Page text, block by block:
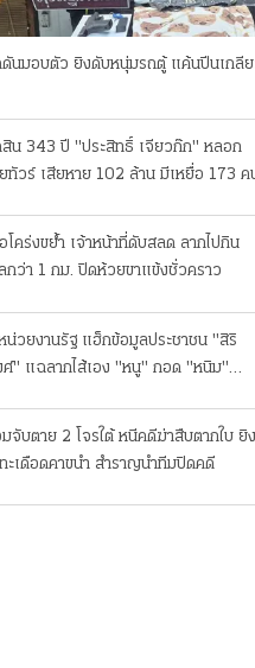
นมอบตัว ยิงดับหนุ่มรถตู้ แค้นปีนเกลี
น 343 ปี "ประสิทธิ์ เจียวก๊ก" หลอก
ทัวร์ เสียหาย 102 ล้าน มีเหยื่อ 173 ค
โคร่งขย้ำ เจ้าหน้าที่ดับสลด ลากไปกิน
กว่า 1 กม. ปิดห้วยขาแข้งชั่วคราว
น่วยงานรัฐ แฮ็กข้อมูลประชาชน "สิริ
" แฉลากไส้เอง "หนู" กอด "หนิม"
จับตาย 2 โจรใต้ หนีคดีฆ่าสืบตากใบ ยิง
ะเดือดคาขนำ สำราญนำทีมปิดคดี